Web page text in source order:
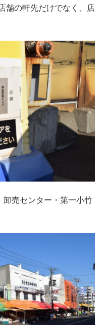
舗の軒先だけでなく、店
卸売センター・第一小竹